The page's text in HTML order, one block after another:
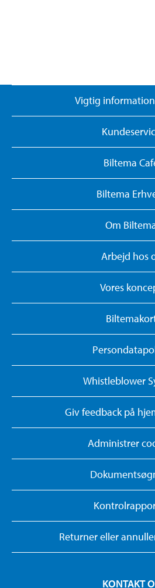
Vigtig
Biltema
Biltema
Om
Arbejd hos
Vores
Whistleblower
Giv feedback på
Administrer
Returner eller
KONTAKT